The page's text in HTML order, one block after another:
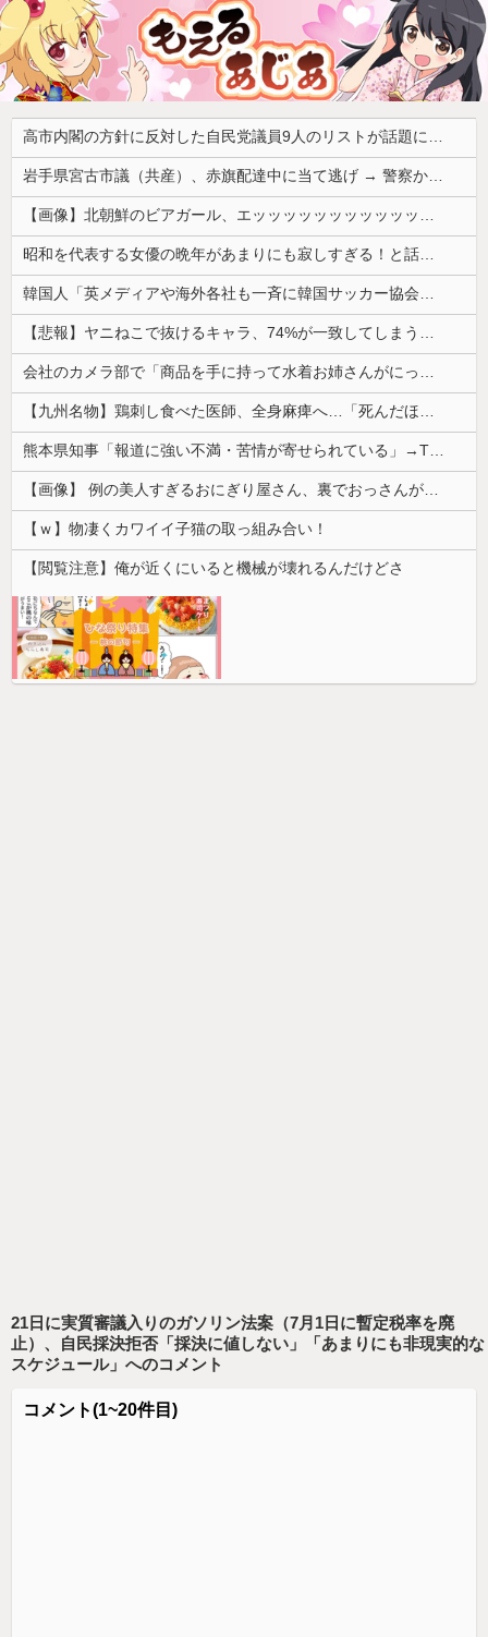
高市内閣の方針に反対した自民党議員9人のリストが話題に、「岩屋はどこへ行った？」との指摘もあるが……
岩手県宮古市議（共産）、赤旗配達中に当て逃げ → 警察から連絡が来て宮古署を訪れ事情聴取
【画像】北朝鮮のビアガール、エッッッッッッッッッッッッッッッッッ！
昭和を代表する女優の晩年があまりにも寂しすぎる！と話題に、自身の子供を餓死する寸前までネグレクトした挙句……
韓国人「英メディアや海外各社も一斉に韓国サッカー協会を巡る過去の不祥事を報道！」→「国際的な信用失墜の危機‥」
【悲報】ヤニねこで抜けるキャラ、74%が一致してしまうｗｗｗｗｗ
会社のカメラ部で「商品を手に持って水着お姉さんがにっこり」を撮影、だがお姉さんは素人アルバイトで親バレした結果……
【九州名物】鶏刺し食べた医師、全身麻痺へ…「死んだほうが良かったと思っていた」
熊本県知事「報道に強い不満・苦情が寄せられている」→TBSの報道特集がまさにそれな件
【画像】 例の美人すぎるおにぎり屋さん、裏でおっさんが握っていたｗｗｗｗｗｗｗｗｗｗｗｗｗｗｗｗｗ
【ｗ】物凄くカワイイ子猫の取っ組み合い！
【閲覧注意】俺が近くにいると機械が壊れるんだけどさ
21日に実質審議入りのガソリン法案（7月1日に暫定税率を廃
止）、自民採決拒否「採決に値しない」「あまりにも非現実的な
スケジュール」 へのコメント
コメント(1~20件目)